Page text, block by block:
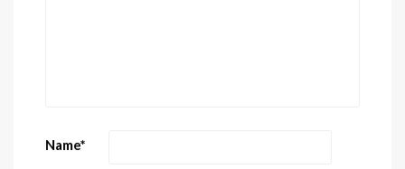
Name*